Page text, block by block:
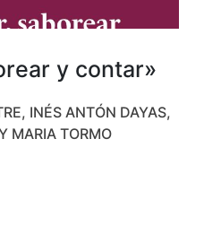
y contar»
INÉS ANTÓN DAYAS,
MARIA TORMO